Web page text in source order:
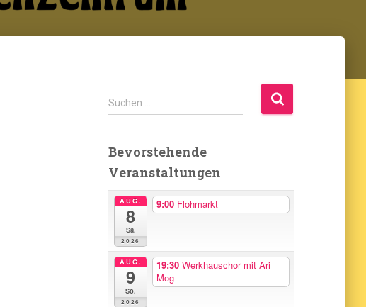
S
u
e
n
n
:
Suchen …
Bevorstehende
Veranstaltungen
AUG.
8
Sa.
2026
9:00 Flohmarkt
AUG.
9
So.
2026
19:30Werkhauschor mit Ari
Mog